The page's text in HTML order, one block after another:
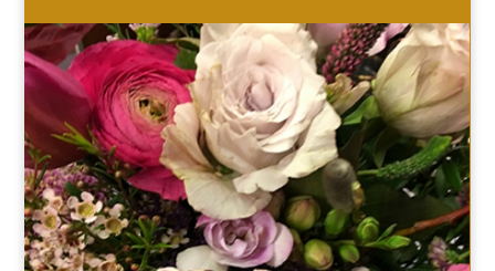
HOCHZEIT